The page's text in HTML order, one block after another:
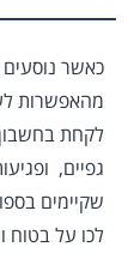
כאשר נוסעים
מהאפשרות
לקחת
גפיים,
שקיימים
לכו על בטוח